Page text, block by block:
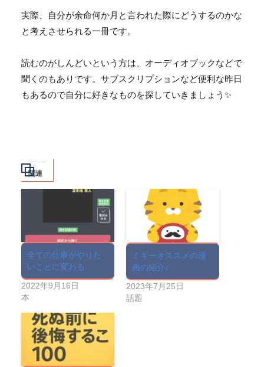
実際、自分が余命何か月と言われた際にどうするのかな
と考えさせられる一冊です。
読むのがしんどいという方は、オーディオブックなどで
聞くのもありです。サブスクリプションなど便利な昨日
もあるので自分に好きなものを探していきましょう✨
関連
全ての仕事がやりた
いことに変わる
2022年9月16日
本
ミギーオススメの漫
画の紹介♪
2023年7月25日
話題